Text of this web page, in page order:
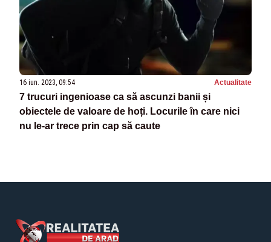
16 iun. 2023, 09:54 Actualitate
7 trucuri ingenioase ca să ascunzi banii și
obiectele de valoare de hoți. Locurile în care nici
nu le-ar trece prin cap să caute